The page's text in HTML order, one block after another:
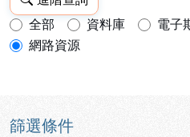
查詢模式：
全部 資料庫 電子
網路資源
篩選條件